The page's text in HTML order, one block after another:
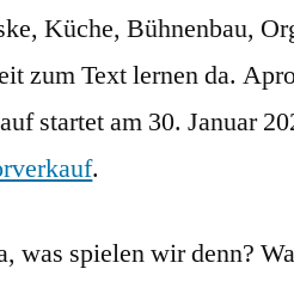
Küche, Bühnenbau,
zum Text lernen da.
startet am 30. Januar
.
spielen wir denn?